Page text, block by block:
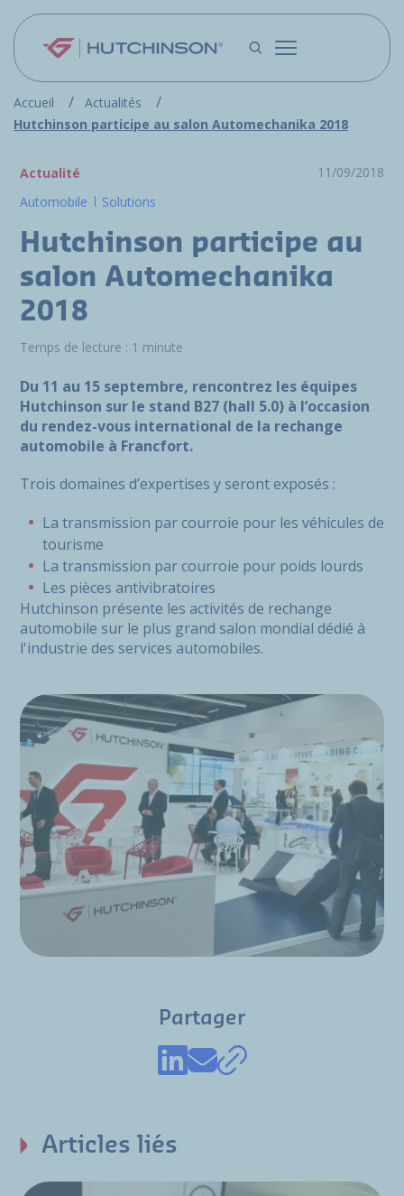
Aller au contenu principal
Accueil
Actualités
Hutchinson participe au salon Automechanika 2018
Actualité
11/09/2018
Automobile
Solutions
Hutchinson participe au
salon Automechanika
2018
Temps de lecture : 1 minute
Du 11 au 15 septembre, rencontrez les équipes
Hutchinson sur le stand B27 (hall 5.0) à l’occasion
du rendez-vous international de la rechange
automobile à Francfort.
Trois domaines d’expertises y seront exposés :
La transmission par courroie pour les véhicules de
tourisme
La transmission par courroie pour poids lourds
Les pièces antivibratoires
Hutchinson présente les activités de rechange
automobile sur le plus grand salon mondial dédié à
l'industrie des services automobiles.
Partager
Articles liés